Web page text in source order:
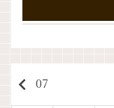
keyboard_arrow_left 07